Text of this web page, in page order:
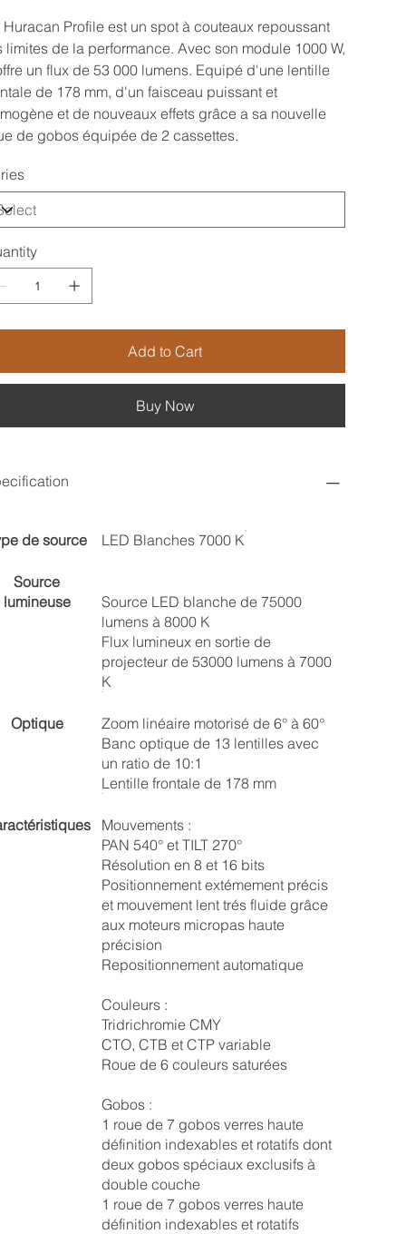
Huracan Profile est un spot à couteaux repoussant
limites de la performance. Avec son module 1000 W,
un flux de 53 000 lumens. Equipé d'une lentille
de 178 mm, d'un faisceau puissant et
et de nouveaux effets grâce a sa nouvelle
de gobos équipée de 2 cassettes.
Add to Cart
Buy Now
de source LED Blanches 7000 K
Source
lumineuse
Source LED blanche de 75000
lumens à 8000 K
Flux lumineux en sortie de
projecteur de 53000 lumens à 7000
K
Optique
Zoom linéaire motorisé de 6° à 60°
Banc optique de 13 lentilles avec
un ratio de 10:1
Lentille frontale de 178 mm
Mouvements :
PAN 540° et TILT 270°
Résolution en 8 et 16 bits
Positionnement extémement précis
et mouvement lent trés fluide grâce
aux moteurs micropas haute
précision
Repositionnement automatique
Couleurs :
Tridrichromie CMY
CTO, CTB et CTP variable
Roue de 6 couleurs saturées
Gobos :
1 roue de 7 gobos verres haute
définition indexables et rotatifs dont
deux gobos spéciaux exclusifs à
double couche
1 roue de 7 gobos verres haute
définition indexables et rotatifs